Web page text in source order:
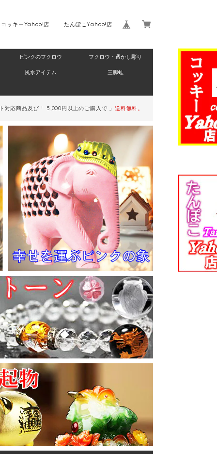
たんぽこYahoo!店
コッキーYahoo!店
Home
ピンクのフクロウ フクロウ・透かし彫り
風水アイテム 三脚蛙
対応商品及び「 5,000円以上のご購入で 」 送料無料。